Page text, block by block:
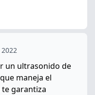
2022
un ultrasonido de
maneja el
garantiza